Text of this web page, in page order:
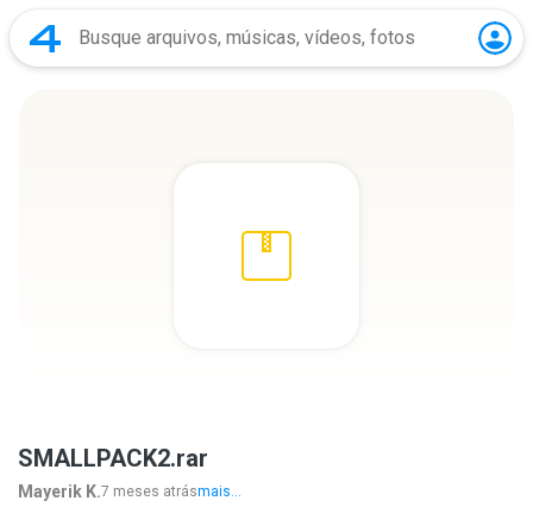
SMALLPACK2.rar
Mayerik K.7 meses atrásmais...